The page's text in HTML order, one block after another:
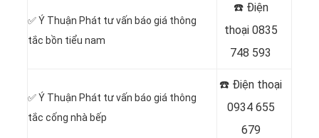
✅ Ý Thuận Phát tư vấn báo giá thông
tắc bồn tiểu nam
☎️ Điện
thoại0835
748 593
✅ Ý Thuận Phát tư vấn báo giá thông
tắc cống nhà bếp
☎️ Điện thoại
0934 655
679